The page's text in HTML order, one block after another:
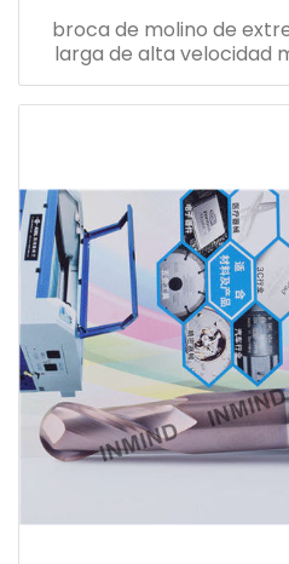
broca de molino de
larga de alta velocidad
grano de